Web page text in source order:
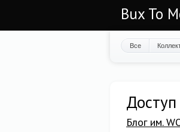
Bux To
Все
Блог им.